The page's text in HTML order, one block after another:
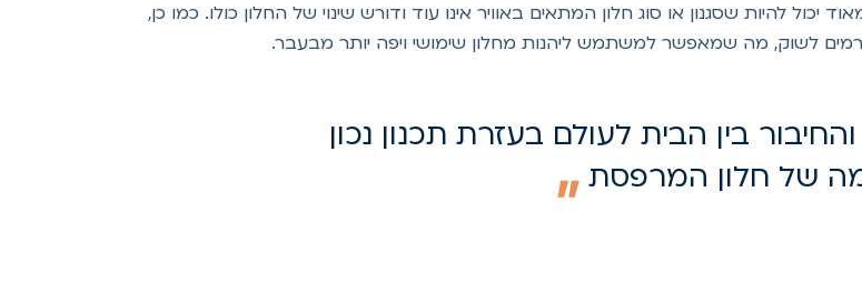
להיות שסגנון או סוג חלון המתאים באוויר אינו עוד ודורש שינוי של החלון כולו. כמו כן,
לשוק, מה שמאפשר למשתמש ליהנות מחלון שימושי ויפה יותר מבעבר.
בין הבית לעולם בעזרת תכנון נכון
של חלון המרפסת